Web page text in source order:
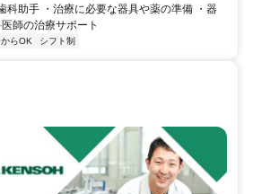
科助手 ・治療に必要な器具や薬の準備 ・器
師の治療サポート
らOK シフト制